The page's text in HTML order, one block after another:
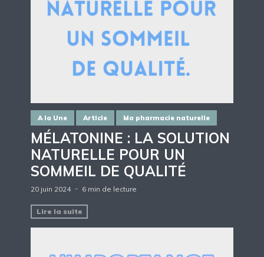
A la Une Article Ma pharmacie naturelle
MÉLATONINE : LA SOLUTION
NATURELLE POUR UN
SOMMEIL DE QUALITÉ
20 juin 2024 6 min de lecture
Lire la suite